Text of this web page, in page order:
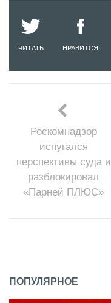
ЧИТАТЬ НРАВИТСЯ
Роскомнадзор
испугался
перспективы суда и
разблокировал
«Парней ПЛЮС»
ПОПУЛЯРНОЕ